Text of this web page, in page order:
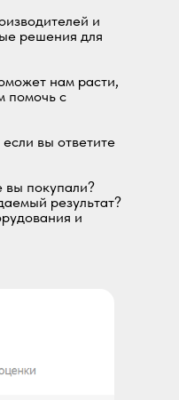
и
решения для
нам расти,
помочь с
вы ответите
вы покупали?
результат?
и